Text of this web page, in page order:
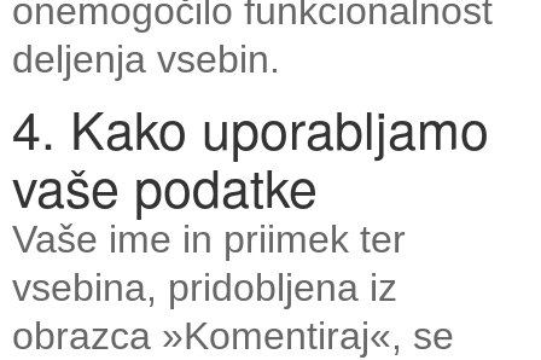
onemogočilo funkcionalnost
deljenja vsebin.
4. Kako uporabljamo
vaše podatke
Vaše ime in priimek ter
vsebina, pridobljena iz
obrazca »Komentiraj«, se